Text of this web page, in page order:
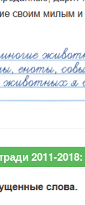
2011-2018: